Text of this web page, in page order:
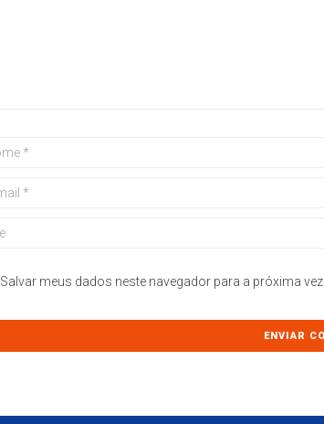
Salvar meus dados neste navegador para a próxima